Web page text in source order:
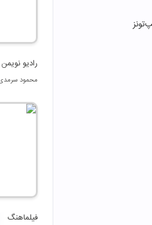
رادیو نویمن
محمود
فیلماهنگ